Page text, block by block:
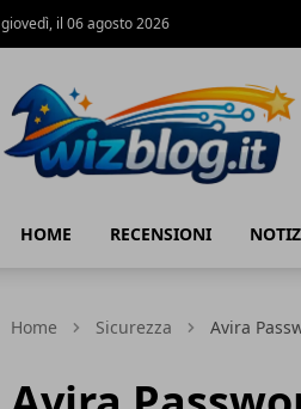
giovedì, il 06 agosto 2026
HOME RECENSIONI
Home Sicurezza Avira